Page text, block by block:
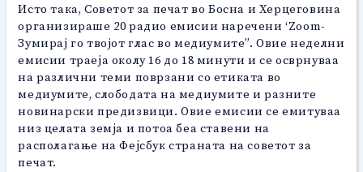
Исто така, Советот за печат во Босна и Херцеговина
организираше 20 радио емисии наречени ‘Zoom-
Зумирај го твојот глас во медиумите”. Овие неделни
емисии траеја околу 16 до 18 минути и се осврнуваа
на различни теми поврзани со етиката во
медиумите, слободата на медиумите и разните
новинарски предизвици. Овие емисии се емитуваа
низ целата земја и потоа беа ставени на
располагање на Фејсбук страната на советот за
печат.